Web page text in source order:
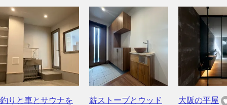
釣りと車とサウナを
薪ストーブとウッド
大阪の平屋